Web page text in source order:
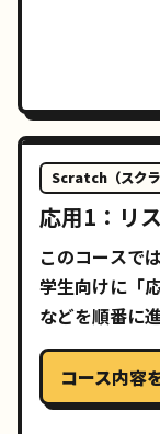
Scratch（スクラ
応用1：リ
このコースで
学生向けに「
などを順番に
を自分で作れ
コース内容